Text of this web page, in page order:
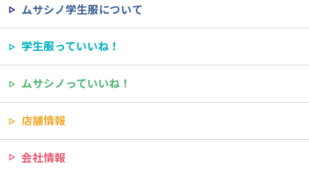
ムサシノ学生服について
学生服っていいね！
ムサシノっていいね！
店舗情報
会社情報